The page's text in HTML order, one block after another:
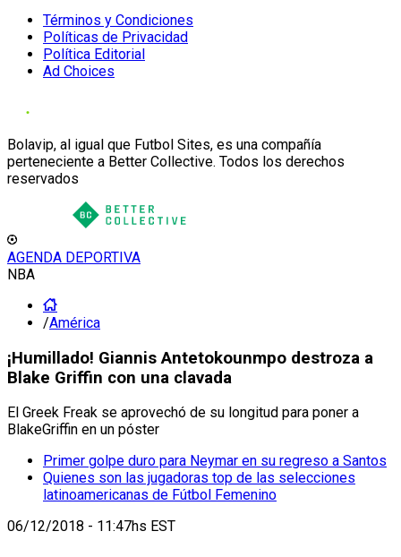
Términos y Condiciones
Políticas de Privacidad
Política Editorial
Ad Choices
Bolavip, al igual que Futbol Sites, es una compañía
perteneciente a Better Collective. Todos los derechos
reservados
AGENDA DEPORTIVA
NBA
/América
¡Humillado! Giannis Antetokounmpo destroza a
Blake Griffin con una clavada
El Greek Freak se aprovechó de su longitud para poner a
BlakeGriffin en un póster
Primer golpe duro para Neymar en su regreso a Santos
Quienes son las jugadoras top de las selecciones
latinoamericanas de Fútbol Femenino
06/12/2018 - 11:47hs EST